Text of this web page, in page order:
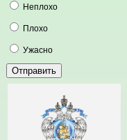
Неплохо
Плохо
Ужасно